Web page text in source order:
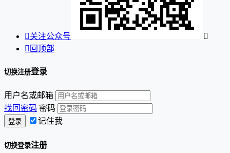
关注公众号

 回顶部
切换注册登录
用户名或邮箱
找回密码 密码
记住我
切换登录注册